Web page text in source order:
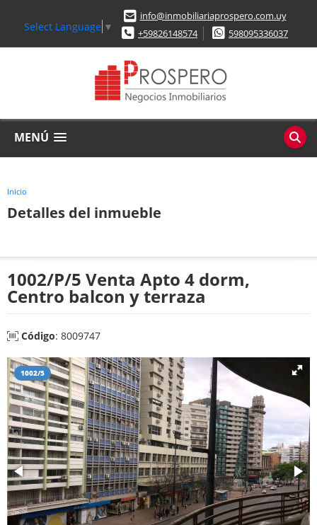
Select Language ▼
info@inmobiliariaprospero.com.uy
+59826148574
598095336037
MENÚ
Inicio
Detalles del inmueble
1002/P/5 Venta Apto 4 dorm,
Centro balcon y terraza
Código: 8009747
1002/5